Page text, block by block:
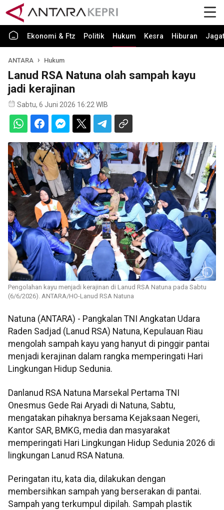
Ekonomi & Ftz Politik Hukum Kesra Hiburan Jagat
ANTARA Hukum
Lanud RSA Natuna olah sampah kayu
jadi kerajinan
Sabtu, 6 Juni 2026 16:22 WIB
Pengolahan kayu menjadi kerajinan di Lanud RSA Natuna pada Sabtu
(6/6/2026). ANTARA/HO-Lanud RSA Natuna
Natuna (ANTARA) - Pangkalan TNI Angkatan Udara
Raden Sadjad (Lanud RSA) Natuna, Kepulauan Riau
mengolah sampah kayu yang hanyut di pinggir pantai
menjadi kerajinan dalam rangka memperingati Hari
Lingkungan Hidup Sedunia.
Danlanud RSA Natuna Marsekal Pertama TNI
Onesmus Gede Rai Aryadi di Natuna, Sabtu,
mengatakan pihaknya bersama Kejaksaan Negeri,
Kantor SAR, BMKG, media dan masyarakat
memperingati Hari Lingkungan Hidup Sedunia 2026 di
lingkungan Lanud RSA Natuna.
Peringatan itu, kata dia, dilakukan dengan
membersihkan sampah yang berserakan di pantai.
Sampah yang terkumpul dipilah. Sampah plastik